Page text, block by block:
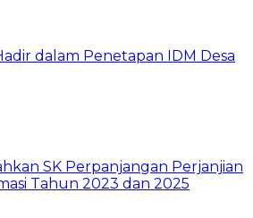
dalam Penetapan IDM Desa
SK Perpanjangan Perjanjian
Tahun 2023 dan 2025